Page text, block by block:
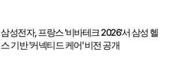
삼성전자, 프랑스 '비바테크 2026'서 삼성 헬
스 기반 '커넥티드 케어' 비전 공개